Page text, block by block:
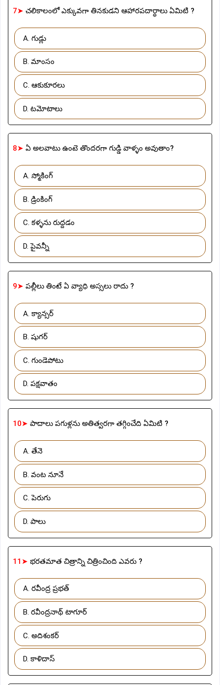
7➤ చలికాలంలో ఎక్కువగా తినకుడని ఆహారపదార్ధాలు ఏమిటి ?
A. గుడ్లు
B. మాంసం
C. ఆకుకూరలు
D. టమోటాలు
8➤ ఏ అలవాటు ఉంటె తొందరగా గుడ్డి వాళ్ళం అవుతాం?
A. స్మోకింగ్
B. డ్రింకింగ్
C. కళ్ళను రుద్దడం
D. పైవన్నీ
9➤ పల్లీలు తింటే ఏ వ్యాధి అస్సలు రాదు ?
A. క్యాన్సర్
B. షుగర్
C. గుండెపోటు
D. పక్షవాతం
10➤ పాదాలు పగుళ్లను అతిత్వరగా తగ్గించేది ఏమిటి ?
A. తేనె
B. వంట నూనే
C. పెరుగు
D. పాలు
11➤ భరతమాత చిత్రాన్ని చిత్రించింది ఎవరు ?
A. రవీంద్ర ప్రభత్
B. రవీంద్రనాథ్ టాగూర్
C. అదిశంకర్
D. కాళిదాస్